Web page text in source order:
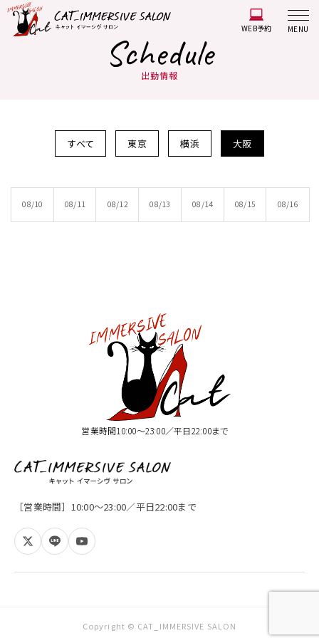
WEB予約 MENU
Schedule
出勤情報
すべて 東京 横浜 大阪
08/10 08/11 08/12 08/13 08/14 08/15 08/16
営業時間10:00〜23:00／平日22:00まで
［営業時間］10:00〜23:00／平日22:00まで
Copyright © CAT_IMMERSIVE SALON